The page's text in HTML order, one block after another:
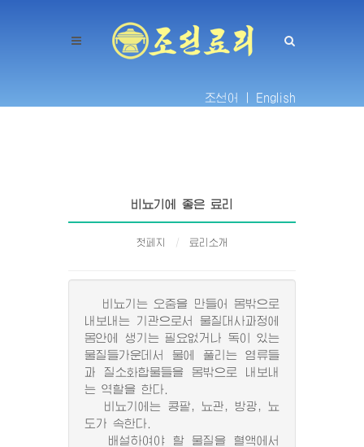
조선어 | English
비뇨기에 좋은 료리
첫페지 료리소개
비뇨기는 오줌을 만들어 몸밖으로
내보내는 기관으로서 물질대사과정에
몸안에 생기는 필요없거나 독이 있는
물질들가운데서 물에 풀리는 염류들
과 질소화합물들을 몸밖으로 내보내
는 역할을 한다.
비뇨기에는 콩팥, 뇨관, 방광, 뇨
도가 속한다.
배설하여야 할 물질을 혈액에서